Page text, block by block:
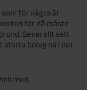
för några år
för då måste
Generellt sett
starta bolag när det
med.